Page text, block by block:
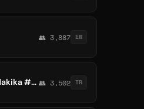
👥 3,887 EN
Atak Gazete Gündem olaylar İran israil Siyaset Gazze israil Suriye Pakistan Lübnan #sondakika #haber #canlıyayın 👥 3,502 TR